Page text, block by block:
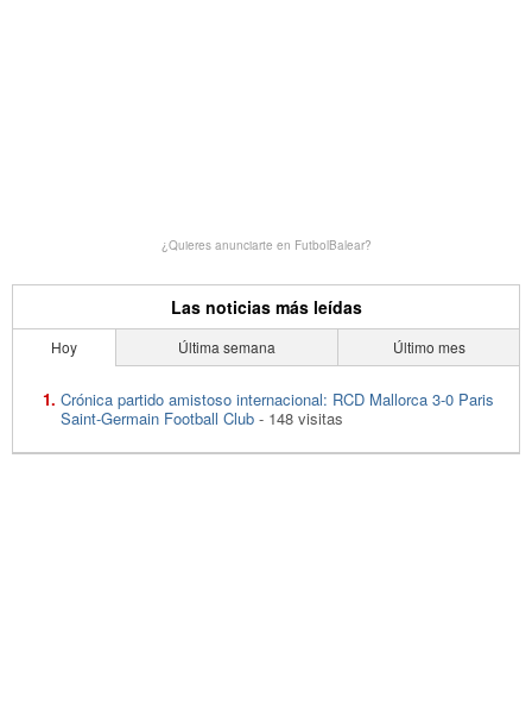
¿Quieres anunciarte en FutbolBalear?
Las noticias más leídas
Hoy Última semana Último mes
Crónica partido amistoso internacional: RCD Mallorca 3-0 Paris
Saint-Germain Football Club - 148 visitas